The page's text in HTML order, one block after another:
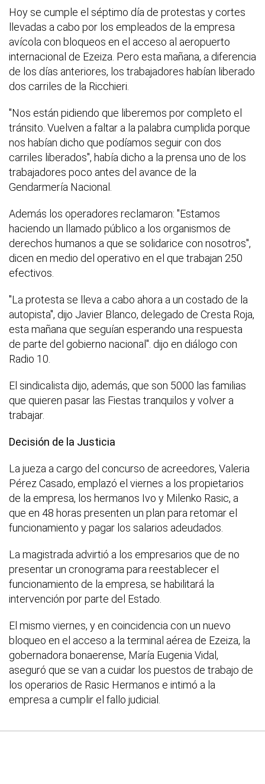
Hoy se cumple el séptimo día de protestas y cortes
llevadas a cabo por los empleados de la empresa
avícola con bloqueos en el acceso al aeropuerto
internacional de Ezeiza. Pero esta mañana, a diferencia
de los días anteriores, los trabajadores habían liberado
dos carriles de la Ricchieri.
"Nos están pidiendo que liberemos por completo el
tránsito. Vuelven a faltar a la palabra cumplida porque
nos habían dicho que podíamos seguir con dos
carriles liberados", había dicho a la prensa uno de los
trabajadores poco antes del avance de la
Gendarmería Nacional.
Además los operadores reclamaron: "Estamos
haciendo un llamado público a los organismos de
derechos humanos a que se solidarice con nosotros",
dicen en medio del operativo en el que trabajan 250
efectivos.
"La protesta se lleva a cabo ahora a un costado de la
autopista", dijo Javier Blanco, delegado de Cresta Roja,
esta mañana que seguían esperando una respuesta
de parte del gobierno nacional". dijo en diálogo con
Radio 10.
El sindicalista dijo, además, que son 5000 las familias
que quieren pasar las Fiestas tranquilos y volver a
trabajar.
Decisión de la Justicia
La jueza a cargo del concurso de acreedores, Valeria
Pérez Casado, emplazó el viernes a los propietarios
de la empresa, los hermanos Ivo y Milenko Rasic, a
que en 48 horas presenten un plan para retomar el
funcionamiento y pagar los salarios adeudados.
La magistrada advirtió a los empresarios que de no
presentar un cronograma para reestablecer el
funcionamiento de la empresa, se habilitará la
intervención por parte del Estado.
El mismo viernes, y en coincidencia con un nuevo
bloqueo en el acceso a la terminal aérea de Ezeiza, la
gobernadora bonaerense, María Eugenia Vidal,
aseguró que se van a cuidar los puestos de trabajo de
los operarios de Rasic Hermanos e intimó a la
empresa a cumplir el fallo judicial.